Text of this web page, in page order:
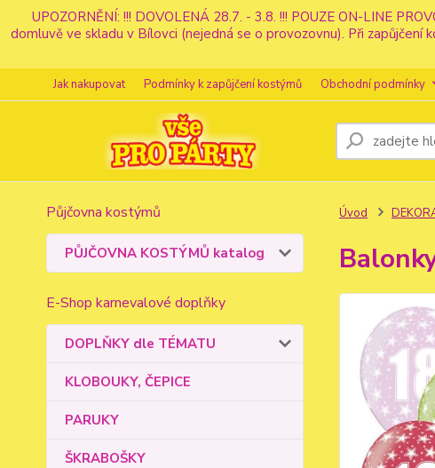
UPOZORNĚNÍ: !!! DOVOLENÁ 28.7. - 3.8. !!! POUZE ON-LINE
domluvě ve skladu v Bílovci (nejedná se o provozovnu). Při zapůjčení
Jak nakupovat Podmínky k zapůjčení kostýmů Obchodní podmínky
Půjčovna kostýmů
PŮJČOVNA KOSTÝMŮ katalog
E-Shop karnevalové doplňky
DOPLŇKY dle TÉMATU
KLOBOUKY, ČEPICE
PARUKY
ŠKRABOŠKY
Úvod